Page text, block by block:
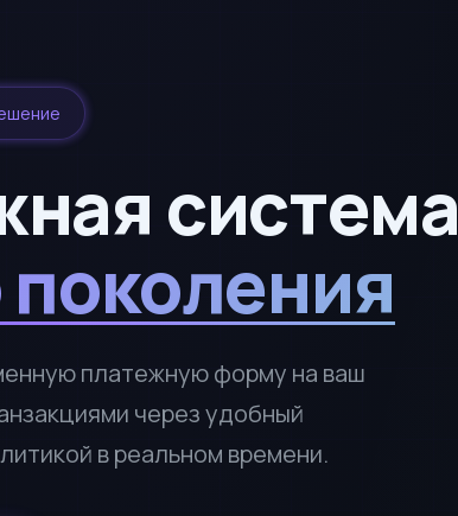
система
поколения
платежную форму на ваш
через удобный
в реальном времени.